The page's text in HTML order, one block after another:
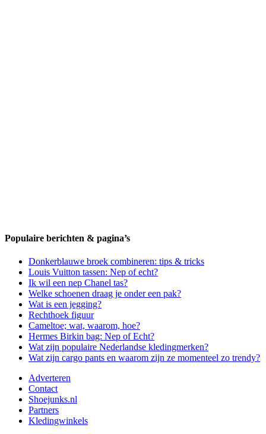
Populaire berichten & pagina’s
Donkerblauwe broek combineren: tips & tricks
Louis Vuitton tassen: Nep of echt?
Ik wil een nep Chanel tas?
Welke schoenen draag je onder een pak?
Wat is een jegging?
Rechthoek figuur
Cameltoe; wat, waarom, hoe?
Hermes Birkin bag: Nep of Echt?
Wat zijn populaire Nederlandse kledingmerken?
Wat zijn cargo pants en waarom zijn ze momenteel zo trendy?
Adverteren
Contact
Shoejunks.nl
Partners
Kledingwinkels